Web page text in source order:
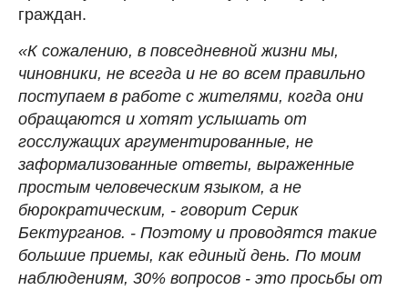
граждан.
«К сожалению, в повседневной жизни мы,
чиновники, не всегда и не во всем правильно
поступаем в работе с жителями, когда они
обращаются и хотят услышать от
госслужащих аргументированные, не
заформализованные ответы, выраженные
простым человеческим языком, а не
бюрократическим, - говорит Серик
Бектурганов. - Поэтому и проводятся такие
большие приемы, как единый день. По моим
наблюдениям, 30% вопросов - это просьбы от